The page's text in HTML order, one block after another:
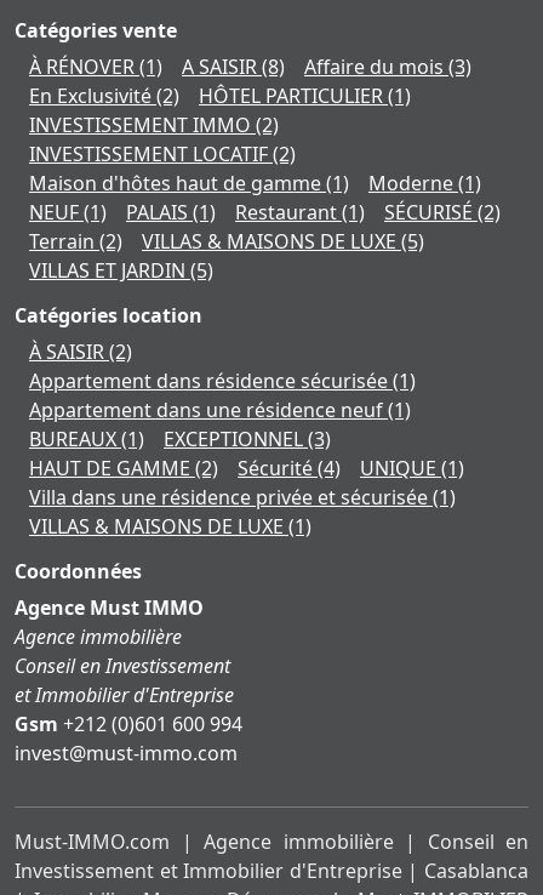
Catégories vente
À RÉNOVER(1) A SAISIR(8) Affaire du mois (3)
En Exclusivité(2) HÔTEL PARTICULIER(1)
INVESTISSEMENT IMMO (2)
INVESTISSEMENT LOCATIF(2)
Maison d'hôtes haut de gamme(1) Moderne(1)
NEUF(1) PALAIS (1) Restaurant(1) SÉCURISÉ (2)
Terrain (2) VILLAS & MAISONS DE LUXE (5)
VILLAS ET JARDIN (5)
Catégories location
À SAISIR(2)
Appartement dans résidence sécurisée(1)
Appartement dans une résidence neuf(1)
BUREAUX(1) EXCEPTIONNEL(3)
HAUT DE GAMME (2) Sécurité(4) UNIQUE (1)
Villa dans une résidence privée et sécurisée(1)
VILLAS & MAISONS DE LUXE (1)
Coordonnées
Agence Must IMMO
Agence immobilière
Conseil en Investissement
et Immobilier d'Entreprise
Gsm +212 (0)601 600 994
moc.ommi-tsum@tsevni
Must-IMMO.com | Agence immobilière | Conseil en
Investissement et Immobilier d'Entreprise | Casablanca